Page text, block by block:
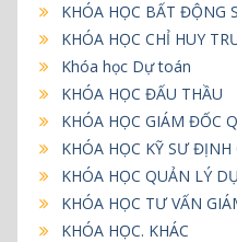
KHÓA HỌC BẤT ĐỘNG
KHÓA HỌC CHỈ HUY
Khóa học Dự toán
KHÓA HỌC ĐẤU THẦU
KHÓA HỌC GIÁM ĐỐC
KHÓA HỌC KỸ SƯ ĐỊNH
KHÓA HỌC QUẢN LÝ
KHÓA HỌC TƯ VẤN
KHÓA HỌC. KHÁC